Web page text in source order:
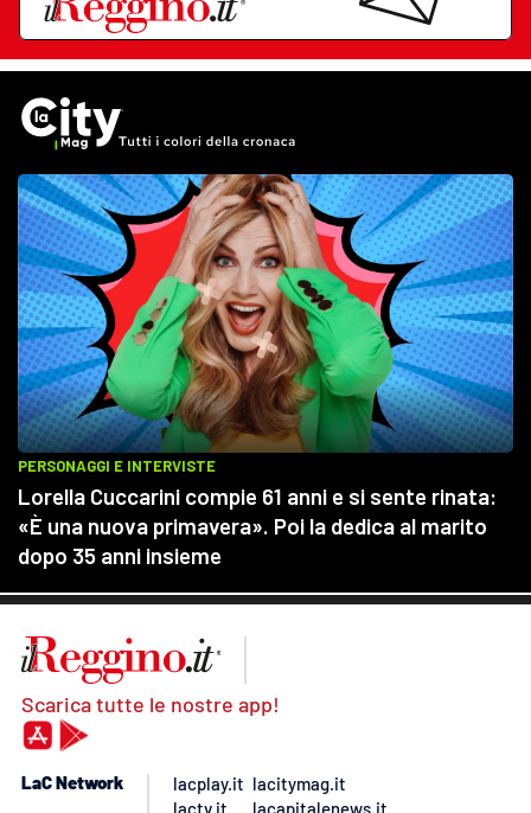
Scarica tutte le nostre app!
LaC Network
lacplay.it
lactv.it
lacitymag.it
lacapitalenews.it